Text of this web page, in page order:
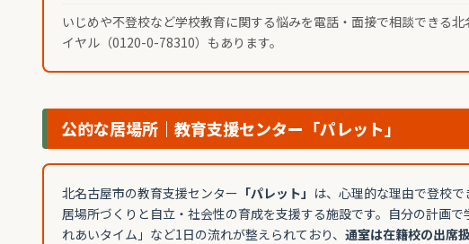
いじめや不登校など学校教育に関する悩みを電話・面接で相談できる
イヤル（0120-0-78310）もあります。
公的な居場所｜教育支援センター「パレット」
北名古屋市の教育支援センター 「パレット」 は、心理的な理由で登校
居場所づくりと自立・社会性の育成を支援する施設です。自分の計画
れあいタイム」など1日の流れが整えられており、 通室は在籍校の出席